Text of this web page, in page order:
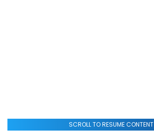
SCROLL TO RESUME CONTENT